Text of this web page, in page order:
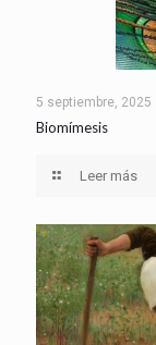
5 septiembre, 2025
Biomímesis
Leer más